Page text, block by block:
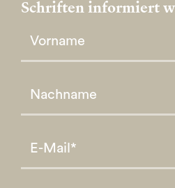
Schriften informiert